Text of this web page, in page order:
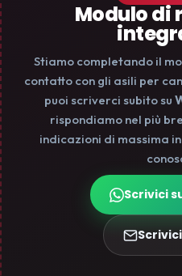
Modulo di
Stiamo completando il
contatto con gli asili per
puoi scriverci subito su
rispondiamo nel più
indicazioni di massima
Scrivici